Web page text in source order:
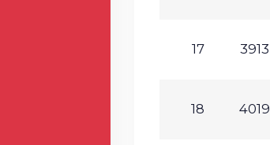
17 3913
18 4019